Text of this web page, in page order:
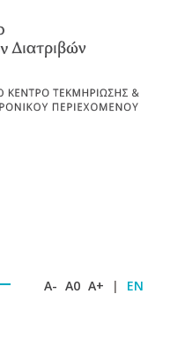
A- A0 A+ | EN